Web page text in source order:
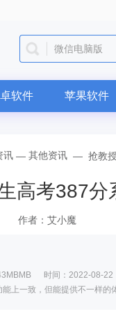
微信电脑版
软件 苹果软件
讯 — 其他资讯 — 抢教
高考387
作者：艾小魔
时间：2022-08-22